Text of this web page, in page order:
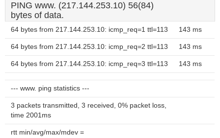
PING www. (217.144.253.10) 56(84)
bytes of data.
64 bytes from 217.144.253.10: icmp_req=1 ttl=113 143 ms
64 bytes from 217.144.253.10: icmp_req=2 ttl=113 143 ms
64 bytes from 217.144.253.10: icmp_req=3 ttl=113 143 ms
--- www. ping statistics ---
3 packets transmitted, 3 received, 0% packet loss,
time 2001ms
rtt min/avg/max/mdev =